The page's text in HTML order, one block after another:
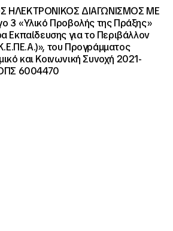
ΗΛΕΚΤΡΟΝΙΚΟΣ ΔΙΑΓΩΝΙΣΜΟΣ ΜΕ
3 «Υλικό Προβολής της Πράξης»
Εκπαίδευσης για το Περιβάλλον
του Προγράμματος
και Κοινωνική Συνοχή 2021-
6004470